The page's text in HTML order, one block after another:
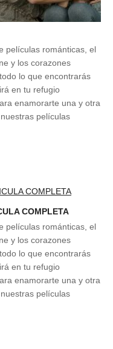
películas románticas, el
y los corazones
lo que encontrarás
en tu refugio
enamorarte una y otra
películas
COMPLETA
películas románticas, el
y los corazones
lo que encontrarás
en tu refugio
enamorarte una y otra
películas